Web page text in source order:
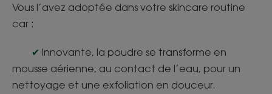
Vous l’avez adoptée dans votre skincare routine
car :
✔ Innovante, la poudre se transforme en
mousse aérienne, au contact de l’eau, pour un
nettoyage et une exfoliation en douceur.